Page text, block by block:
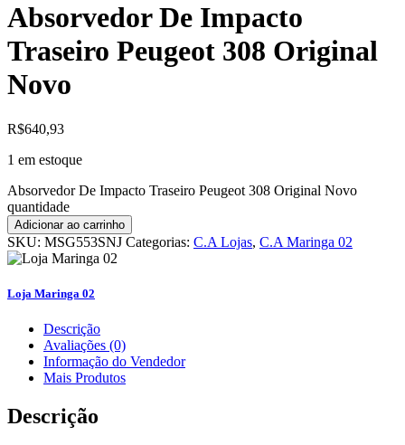
Absorvedor De Impacto
Traseiro Peugeot 308 Original
Novo
R$640,93
1 em estoque
Absorvedor De Impacto Traseiro Peugeot 308 Original Novo
quantidade
Adicionar ao carrinho
SKU: MSG553SNJ Categorias: C.A Lojas, C.A Maringa 02
Loja Maringa 02
Descrição
Avaliações (0)
Informação do Vendedor
Mais Produtos
Descrição